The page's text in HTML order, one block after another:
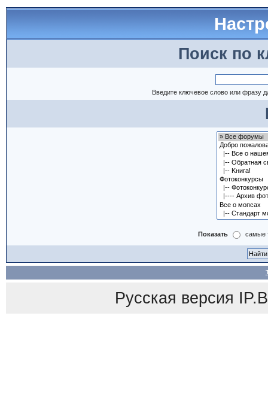
Поиск по
Введите ключевое слово или фразу
Показать самые
Русская версия